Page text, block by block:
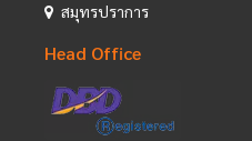
สมุทรปราการ
Head Office